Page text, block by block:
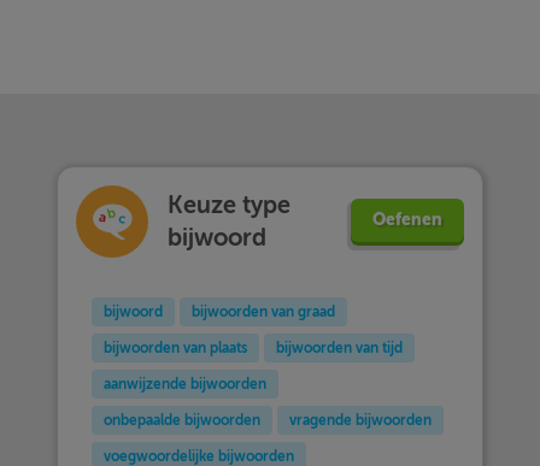
Keuze type
bijwoord
Oefenen
bijwoord bijwoorden van graad
bijwoorden van plaats bijwoorden van tijd
aanwijzende bijwoorden
onbepaalde bijwoorden vragende bijwoorden
voegwoordelijke bijwoorden